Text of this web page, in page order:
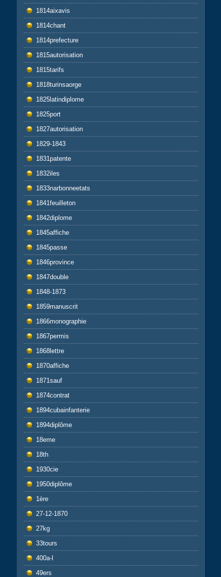
1814aixavis
1814chant
1814prefecture
1815autorisation
1815tarifs
1818turinsaorge
1825latindiplome
1825port
1827autorisation
1829-1843
1831patente
1832iles
1833narbonneetats
1841feuilleton
1842diplome
1845affiche
1845passe
1846province
1847double
1848-1873
1859manuscrit
1866monographie
1867permis
1868lettre
1870affiche
1871sauf
1874contrat
1894cubainfanterie
1894diplôme
18eme
18th
1930cie
1950diplôme
1ère
27-12-1870
27kg
33tours
400a-l
49ers